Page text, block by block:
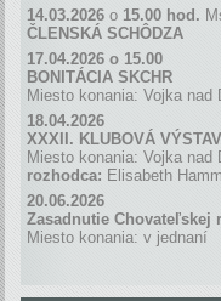
14.03.2026 o 15.00 hod.
ČLENSKÁ SCHÔDZA
17.04.2026 o 15.00
BONITÁCIA SKCHR
Miesto konania: Vojka nad
18.04.2026
XXXII. KLUBOVÁ
Miesto konania: Vojka nad
rozhodca: Elisabeth
20.06.2026
Zasadnutie Chovateľskej
Miesto konania: v jednaní